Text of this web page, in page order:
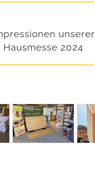
unserer
Hausmesse 2024